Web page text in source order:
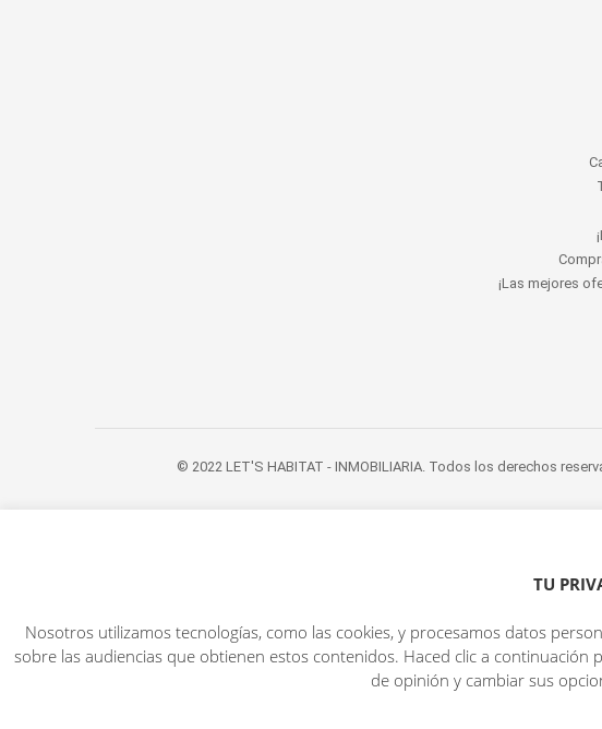
¡Las mejores
© 2022 LET'S HABITAT - INMOBILIARIA. Todos los derechos
TU
Nosotros utilizamos tecnologías, como las cookies, y procesamos datos
sobre las audiencias que obtienen estos contenidos. Haced clic a
de opinión y cambiar sus